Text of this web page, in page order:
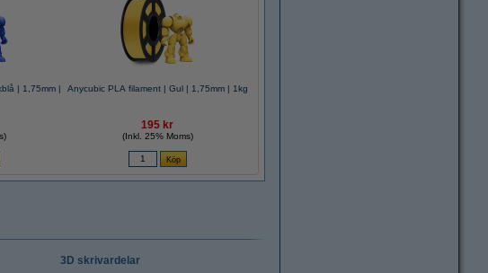
| 1,75mm |
Anycubic PLA filament | Gul | 1,75mm | 1kg
195 kr
(Inkl. 25% Moms)
3D skrivardelar